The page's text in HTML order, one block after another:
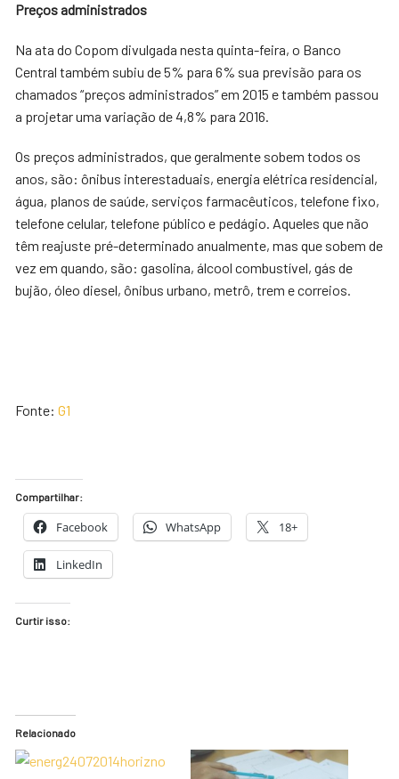
Preços administrados
Na ata do Copom divulgada nesta quinta-feira, o Banco
Central também subiu de 5% para 6% sua previsão para os
chamados “preços administrados” em 2015 e também passou
a projetar uma variação de 4,8% para 2016.
Os preços administrados, que geralmente sobem todos os
anos, são: ônibus interestaduais, energia elétrica residencial,
água, planos de saúde, serviços farmacêuticos, telefone fixo,
telefone celular, telefone público e pedágio. Aqueles que não
têm reajuste pré-determinado anualmente, mas que sobem de
vez em quando, são: gasolina, álcool combustível, gás de
bujão, óleo diesel, ônibus urbano, metrô, trem e correios.
Fonte:G1
Compartilhar:
Facebook WhatsApp 18+
LinkedIn
Curtir isso:
Relacionado